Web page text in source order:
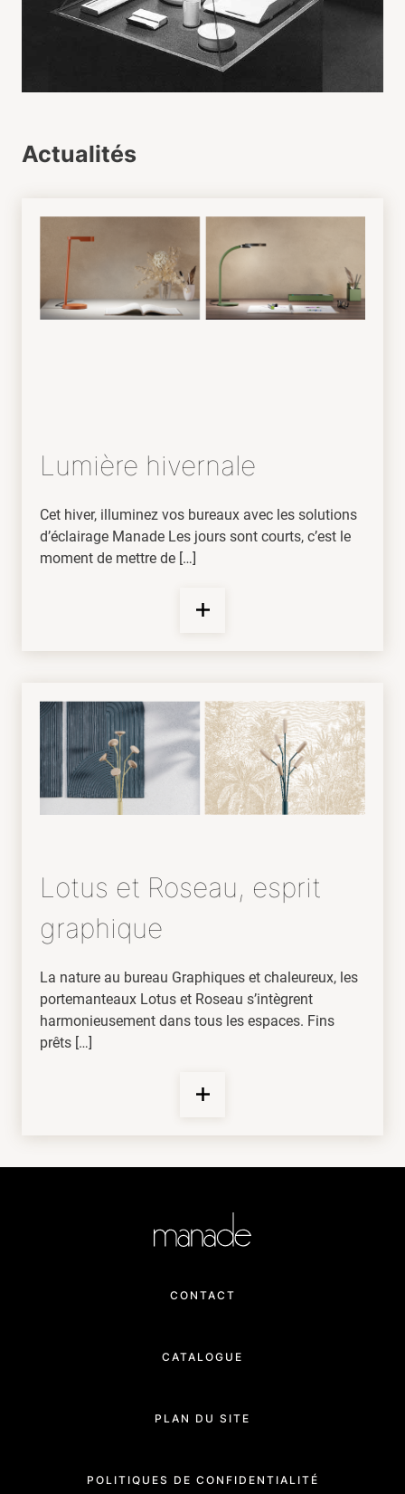
Actualités
Lumière hivernale
Cet hiver, illuminez vos bureaux avec les solutions
d’éclairage Manade Les jours sont courts, c’est le
moment de mettre de […]
Lotus et Roseau, esprit
graphique
La nature au bureau Graphiques et chaleureux, les
portemanteaux Lotus et Roseau s’intègrent
harmonieusement dans tous les espaces. Fins
prêts […]
CONTACT
CATALOGUE
PLAN DU SITE
POLITIQUES DE CONFIDENTIALITÉ